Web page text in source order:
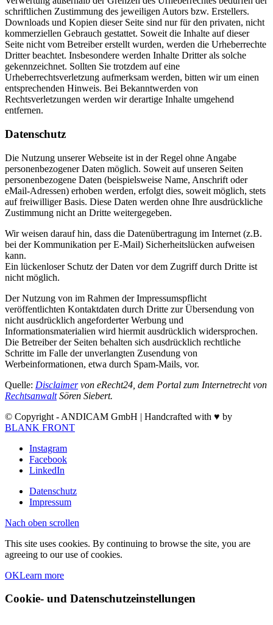
schriftlichen Zustimmung des jeweiligen Autors bzw. Erstellers.
Downloads und Kopien dieser Seite sind nur für den privaten, nicht
kommerziellen Gebrauch gestattet. Soweit die Inhalte auf dieser
Seite nicht vom Betreiber erstellt wurden, werden die Urheberrechte
Dritter beachtet. Insbesondere werden Inhalte Dritter als solche
gekennzeichnet. Sollten Sie trotzdem auf eine
Urheberrechtsverletzung aufmerksam werden, bitten wir um einen
entsprechenden Hinweis. Bei Bekanntwerden von
Rechtsverletzungen werden wir derartige Inhalte umgehend
entfernen.
Datenschutz
Die Nutzung unserer Webseite ist in der Regel ohne Angabe
personenbezogener Daten möglich. Soweit auf unseren Seiten
personenbezogene Daten (beispielsweise Name, Anschrift oder
eMail-Adressen) erhoben werden, erfolgt dies, soweit möglich, stets
auf freiwilliger Basis. Diese Daten werden ohne Ihre ausdrückliche
Zustimmung nicht an Dritte weitergegeben.
Wir weisen darauf hin, dass die Datenübertragung im Internet (z.B.
bei der Kommunikation per E-Mail) Sicherheitslücken aufweisen
kann.
Ein lückenloser Schutz der Daten vor dem Zugriff durch Dritte ist
nicht möglich.
Der Nutzung von im Rahmen der Impressumspflicht
veröffentlichten Kontaktdaten durch Dritte zur Übersendung von
nicht ausdrücklich angeforderter Werbung und
Informationsmaterialien wird hiermit ausdrücklich widersprochen.
Die Betreiber der Seiten behalten sich ausdrücklich rechtliche
Schritte im Falle der unverlangten Zusendung von
Werbeinformationen, etwa durch Spam-Mails, vor.
Quelle: Disclaimervon eRecht24, dem Portal zum Internetrecht von
RechtsanwaltSören Siebert.
© Copyright - ANDICAM GmbH | Handcrafted with ♥ by
BLANK FRONT
Instagram
Facebook
LinkedIn
Datenschutz
Impressum
Nach oben scrollen
This site uses cookies. By continuing to browse the site, you are
agreeing to our use of cookies.
OKLearn more
Cookie- und Datenschutzeinstellungen